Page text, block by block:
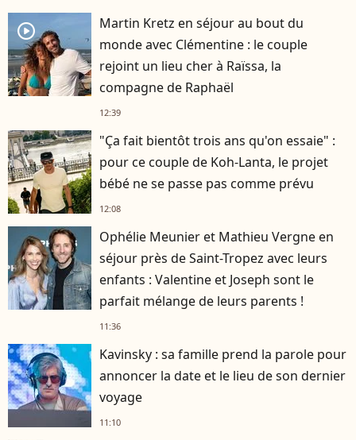
player2
Martin Kretz en séjour au bout du
monde avec Clémentine : le couple
rejoint un lieu cher à Raïssa, la
compagne de Raphaël
12:39
"Ça fait bientôt trois ans qu'on essaie" :
pour ce couple de Koh-Lanta, le projet
bébé ne se passe pas comme prévu
12:08
Ophélie Meunier et Mathieu Vergne en
séjour près de Saint-Tropez avec leurs
enfants : Valentine et Joseph sont le
parfait mélange de leurs parents !
11:36
Kavinsky : sa famille prend la parole pour
annoncer la date et le lieu de son dernier
voyage
11:10